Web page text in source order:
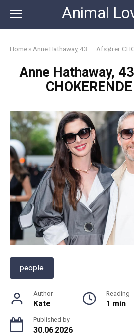
content
Animal
Home » Anne Hathaway, 43 — Afslører
Anne Hathaway,
people
Author
Kate
Reading
1 min
Published by
30.06.2026